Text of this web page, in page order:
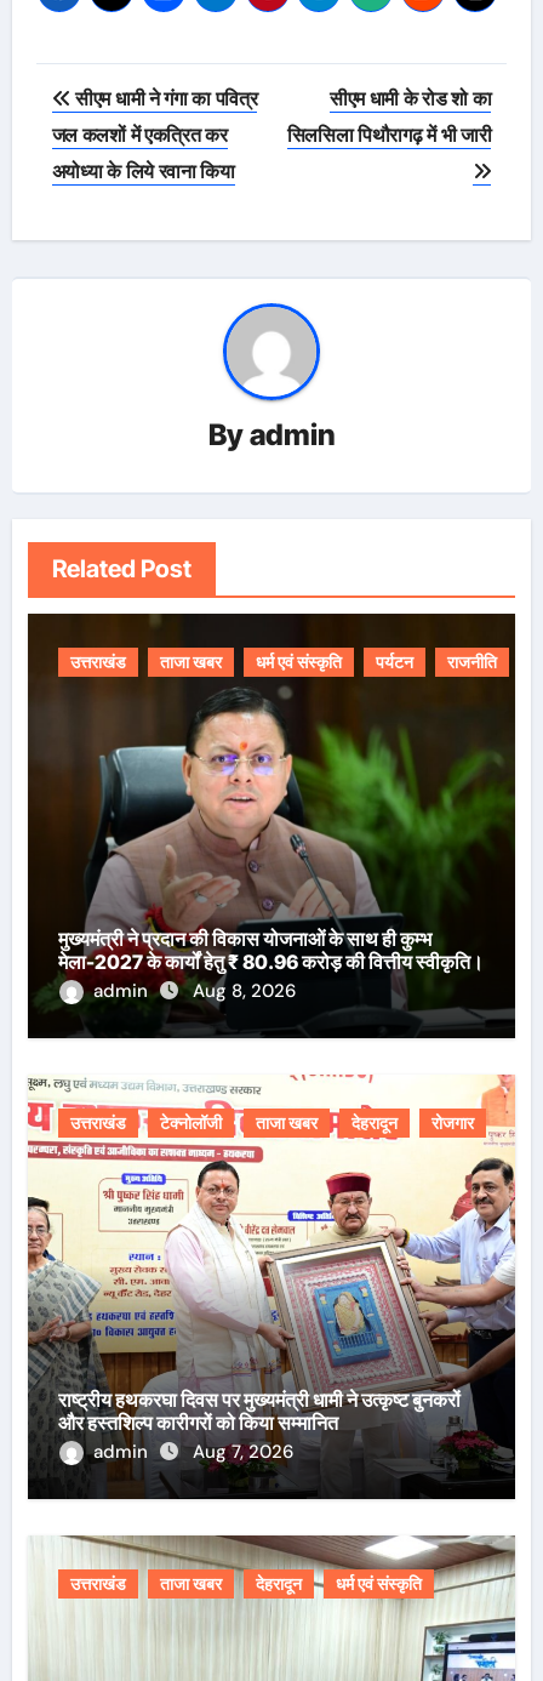
Post
navigation
सीएम धामी ने गंगा का पवित्र
जल कलशों में एकत्रित कर
अयोध्या के लिये रवाना किया
सीएम धामी के रोड शो का
सिलसिला पिथौरागढ़ में भी जारी
Byadmin
Related Post
उत्तराखंड ताजा खबर धर्म एवं संस्कृति पर्यटन राजनीति
मुख्यमंत्री ने प्रदान की विकास योजनाओं के साथ ही कुम्भ
मेला-2027 के कार्यों हेतु ₹ 80.96 करोड़ की वित्तीय स्वीकृति।
admin
Aug 8, 2026
उत्तराखंड टेक्नोलॉजी ताजा खबर देहरादून रोजगार
राष्ट्रीय हथकरघा दिवस पर मुख्यमंत्री धामी ने उत्कृष्ट बुनकरों
और हस्तशिल्प कारीगरों को किया सम्मानित
admin
Aug 7, 2026
उत्तराखंड ताजा खबर देहरादून धर्म एवं संस्कृति